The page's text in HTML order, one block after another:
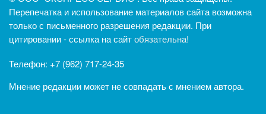
Перепечатка и использование материалов сайта возможна
только с письменного разрешения редакции. При
цитировании - ссылка на сайтобязательна!
Телефон: +7 (962) 717-24-35
Мнение редакции может не совпадать с мнением автора.